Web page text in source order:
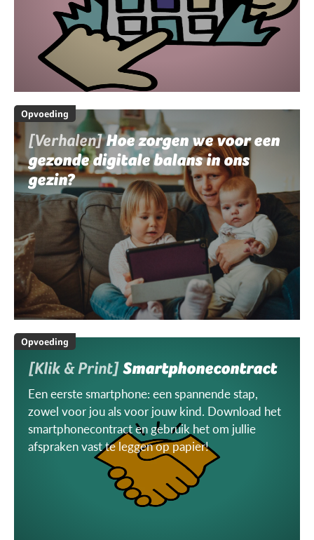
Opvoeding
[Verhalen]Hoe zorgen we voor een
gezonde digitale balans in ons
gezin?
Opvoeding
[Klik & Print]Smartphonecontract
Een eerste smartphone: een spannende stap,
zowel voor jou als voor jouw kind. Download het
smartphonecontract en gebruik het om jullie
afspraken vast te leggen op papier!